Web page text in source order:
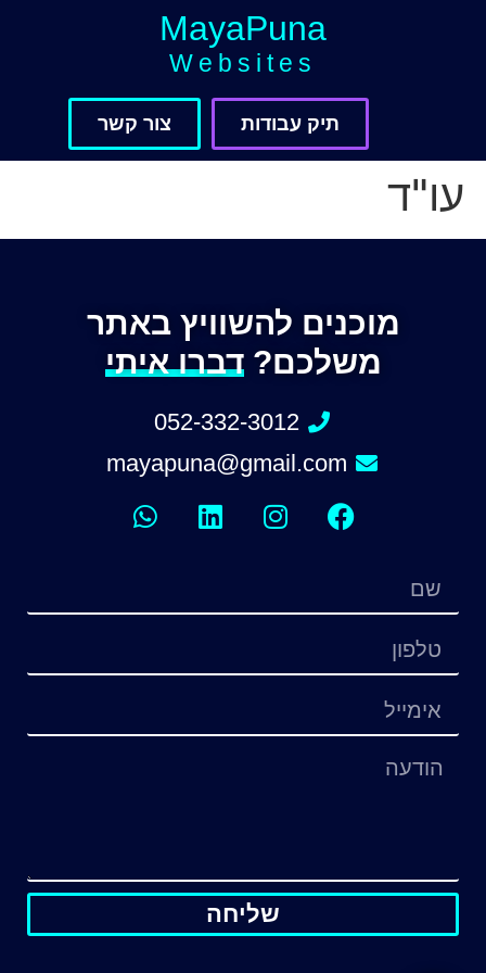
MayaPuna
Websites
תיק עבודות צור קשר
עו"ד
מוכנים להשוויץ באתר
משלכם?דברו איתי
052-332-3012
mayapuna@gmail.com
שליחה